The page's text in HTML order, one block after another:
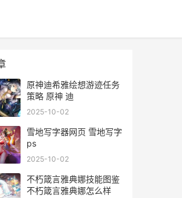
原神迪希雅绘想游迹任务
策略 原神 迪
2025-10-02
雪地写字器网页 雪地写字
ps
2025-10-02
不朽箴言雅典娜技能图鉴
不朽箴言雅典娜怎么样